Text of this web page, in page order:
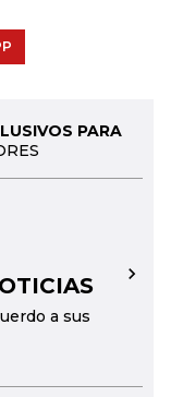
PARA
a sus
→